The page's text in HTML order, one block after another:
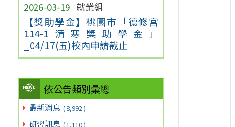
2026-03-19 就業組
【獎助學金】桃園市「德修宮
114-1清寒獎助學金」
_04/17(五)校內申請截止
依公告類別彙總
最新消息 ( 8,992 )
研習訊息 ( 1,110 )